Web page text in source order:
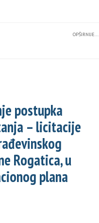
OPŠIRNIJE...
postupka
– licitacije
Rogatica, u
plana